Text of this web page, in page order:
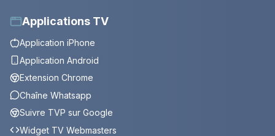
Applications TV
Application iPhone
Application Android
Extension Chrome
Chaîne Whatsapp
Suivre TVP sur Google
Widget TV Webmasters